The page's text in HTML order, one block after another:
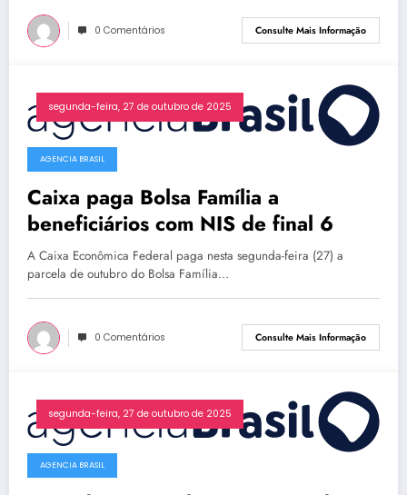
0 Comentários Consulte Mais Informação
segunda-feira, 27 de outubro de 2025
AGENCIA BRASIL
Caixa paga Bolsa Família a
beneficiários com NIS de final 6
A Caixa Econômica Federal paga nesta segunda-feira (27) a
parcela de outubro do Bolsa Família…
0 Comentários Consulte Mais Informação
segunda-feira, 27 de outubro de 2025
AGENCIA BRASIL